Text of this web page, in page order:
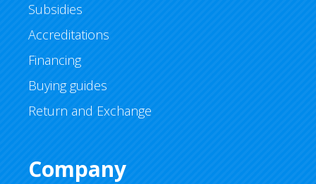
Subsidies
Accreditations
Financing
Buying guides
Return and Exchange
Company